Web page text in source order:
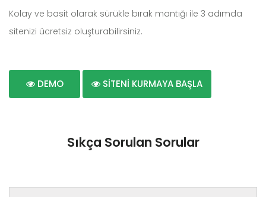
Kolay ve basit olarak sürükle bırak mantığı ile 3 adımda
sitenizi ücretsiz oluşturabilirsiniz.
DEMO SİTENİ KURMAYA BAŞLA
Sıkça Sorulan Sorular